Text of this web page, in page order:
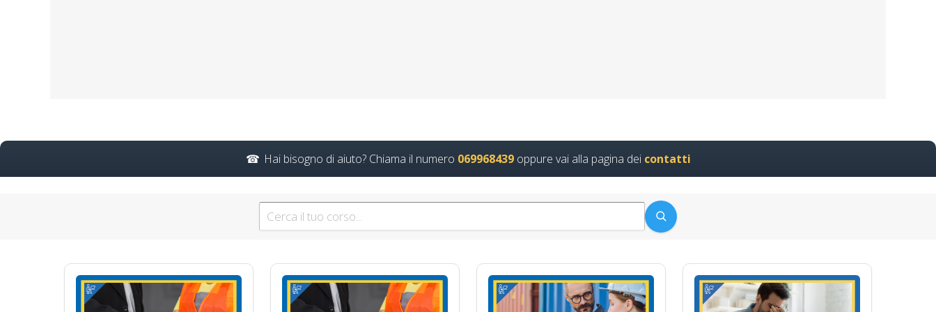
Supervisione
Corso formatore RSPP: gestione dei rischi Corso Datore di Lavoro Modulo Aggiuntivo…
Impara le strategie più efficaci per garantire la sicurezza come Coordinatore in edilizia Corso
Hai bisogno di aiuto? Chiama il numero 069968439oppure vai alla pagina dei contatti